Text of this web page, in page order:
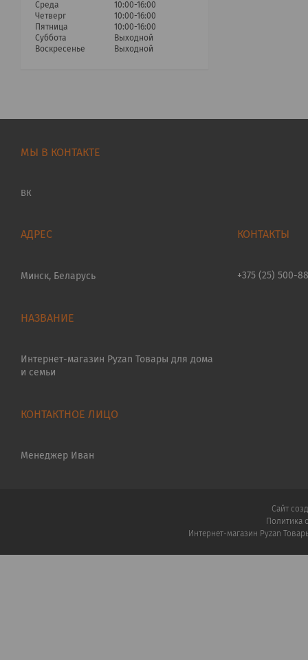
Среда
10:00-16:00
Четверг
10:00-16:00
Пятница
10:00-16:00
Суббота
Выходной
Воскресенье
Выходной
МЫ В КОНТАКТЕ
ВК
Минск, Беларусь
Интернет-магазин Pyzan Товары для дома
и семьи
Менеджер Иван
+375 (25) 500-
Сайт
Политика
Интернет-магазин Pyzan